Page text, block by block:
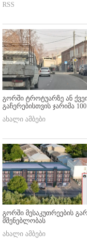
RSS
გორში ტროტუარზე ან
გაჩერებისთვის ჯარიმა
ახალი ამბები
გორში მესაკუთრეების
მშენებლობას
ახალი ამბები